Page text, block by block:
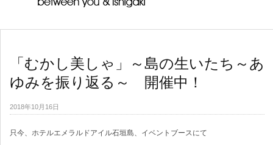
「むかし美しゃ」～島の生いたち～あ
ゆみを振り返る～ 開催中！
2018年10月16日
只今、ホテルエメラルドアイル石垣島、イベントブースにて